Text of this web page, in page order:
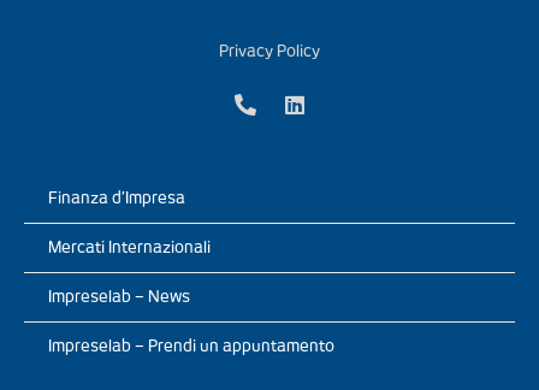
Privacy Policy
Finanza d’Impresa
Mercati Internazionali
Impreselab – News
Impreselab – Prendi un appuntamento